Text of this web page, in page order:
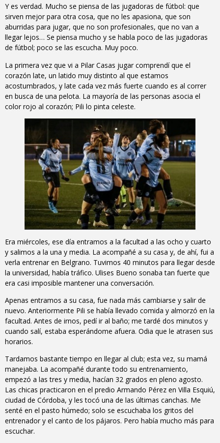
Y es verdad. Mucho se piensa de las jugadoras de fútbol: que
sirven mejor para otra cosa, que no les apasiona, que son
aburridas para jugar, que no son profesionales, que no van a
llegar lejos… Se piensa mucho y se habla poco de las jugadoras
de fútbol; poco se las escucha. Muy poco.
La primera vez que vi a Pilar Casas jugar comprendí que el
corazón late, un latido muy distinto al que estamos
acostumbrados, y late cada vez más fuerte cuando es al correr
en busca de una pelota. La mayoría de las personas asocia el
color rojo al corazón; Pili lo pinta celeste.
Era miércoles, ese día entramos a la facultad a las ocho y cuarto
y salimos a la una y media. La acompañé a su casa y, de ahí, fui a
verla entrenar en Belgrano. Tuvimos 40 minutos para llegar desde
la universidad, había tráfico. Ulises Bueno sonaba tan fuerte que
era casi imposible mantener una conversación.
Apenas entramos a su casa, fue nada más cambiarse y salir de
nuevo. Anteriormente Pili se había llevado comida y almorzó en la
facultad. Antes de irnos, pedí ir al baño; me tardé dos minutos y
cuando salí, estaba esperándome afuera. Odia que le atrasen sus
horarios.
Tardamos bastante tiempo en llegar al club; esta vez, su mamá
manejaba. La acompañé durante todo su entrenamiento,
empezó a las tres y media, hacían 32 grados en pleno agosto.
Las chicas practicaron en el predio Armando Pérez en Villa Esquiú,
ciudad de Córdoba, y les tocó una de las últimas canchas. Me
senté en el pasto húmedo; solo se escuchaba los gritos del
entrenador y el canto de los pájaros. Pero había mucho más para
escuchar.